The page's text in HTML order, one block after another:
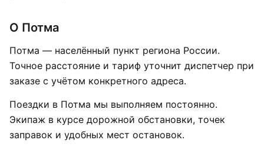
О Потма
Потма — населённый пункт региона России.
Точное расстояние и тариф уточнит диспетчер при
заказе с учётом конкретного адреса.
Поездки в Потма мы выполняем постоянно.
Экипаж в курсе дорожной обстановки, точек
заправок и удобных мест остановок.